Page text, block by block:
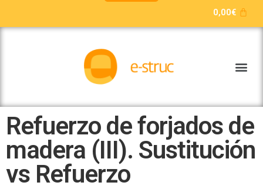
0,00€
Refuerzo de forjados de
madera (III). Sustitución
vs Refuerzo